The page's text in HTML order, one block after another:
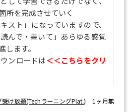
所を完成させていく
スト」になっていますので、
読んで・書いて」あらゆる感覚
します。
ンロードは＜＜こちらをクリ
け放題(TechラーニングPlat.) 1ヶ月無